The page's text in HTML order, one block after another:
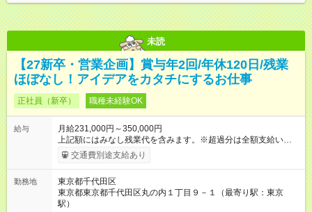
未読
【27新卒・営業企画】賞与年2回/年休120日/残業
ほぼなし！アイデアをカタチにするお仕事
正社員（新卒） 職種未経験OK
給与
月給231,000円～350,000円
上記額にはみなし残業代を含みます。※超過分は全額支給いたし
ます。 みなし残業代 24,000円 ～ 37,000円／月 みなし残業時
間 15時間／月 【給与】 月給： 大卒・院卒 ：243，000
（固定残業代 24，000円） 賞与：年２回 （業績連動型） 昇
給：年２回（3月、9月) 試用期間：6ヶ月 ※上記額にはみなし残
業代（月15時間分）が含まれた 金額になります。超過分は追加
交通費別途支給あり
勤務地
東京都千代田区
東京都東京都千代田区丸の内１丁目９－１（最寄り駅：東京
駅）